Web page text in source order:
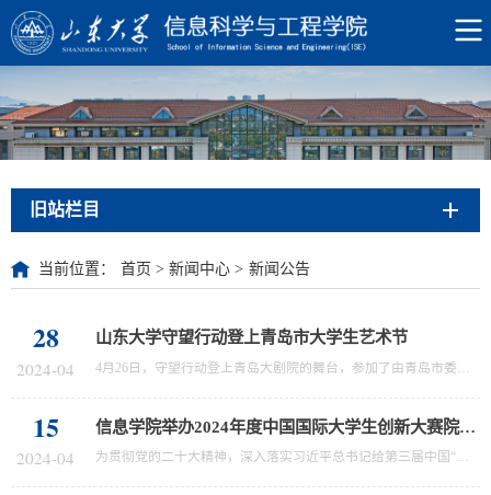
旧站栏目
当前位置： 首页 > 新闻中心 > 新闻公告
28
2024-04
山东大学守望行动登上青岛市大学生艺术节
15
2024-04
信息学院举办2024年度中国国际大学生创新大赛院内选拔赛
为贯彻党的二十大精神，深入落实习近平总书记给第三届中国“互联网＋”大学生创新创业大赛“青年红色筑梦之旅”大学生重要回信精神，进一步激发大学生的创新思维与创造能力，深化学院创新实践育人，信息科学与工程学院于4月12日在N5楼410会议室举办2024年度中国国际大学生创新大赛院内选拔赛。学院党委书记李德春、党委副书记李鸿娟、微电子与纳米技术研究所詹学鹏、先进通信与智能信息处理研究所董郑、信号处理与人工智能研究...